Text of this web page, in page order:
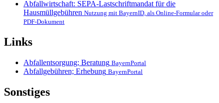
Abfallwirtschaft: SEPA-Lastschriftmandat für die
Hausmüllgebühren Nutzung mit BayernID, als Online-Formular oder
PDF-Dokument
Links
Abfallentsorgung; Beratung BayernPortal
Abfallgebühren; Erhebung BayernPortal
Sonstiges